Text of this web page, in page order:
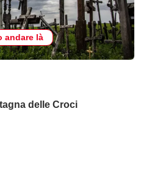
andare là
delle Croci